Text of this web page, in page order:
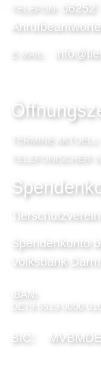
TELEFON:
E-MAIL:
TERMINE AKTUELL
TELEFONISCHER
Spendenkonto
Volksbank
IBAN:
DE79 5519 0000
BIC: